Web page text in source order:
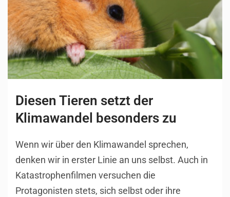
Diesen Tieren setzt der
Klimawandel besonders zu
Wenn wir über den Klimawandel sprechen,
denken wir in erster Linie an uns selbst. Auch in
Katastrophenfilmen versuchen die
Protagonisten stets, sich selbst oder ihre